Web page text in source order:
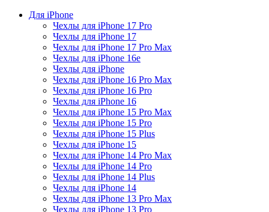
Для iPhone
Чехлы для iPhone 17 Pro
Чехлы для iPhone 17
Чехлы для iPhone 17 Pro Max
Чехлы для iPhone 16e
Чехлы для iPhone
Чехлы для iPhone 16 Pro Max
Чехлы для iPhone 16 Pro
Чехлы для iPhone 16
Чехлы для iPhone 15 Pro Max
Чехлы для iPhone 15 Pro
Чехлы для iPhone 15 Plus
Чехлы для iPhone 15
Чехлы для iPhone 14 Pro Max
Чехлы для iPhone 14 Pro
Чехлы для iPhone 14 Plus
Чехлы для iPhone 14
Чехлы для iPhone 13 Pro Max
Чехлы для iPhone 13 Pro